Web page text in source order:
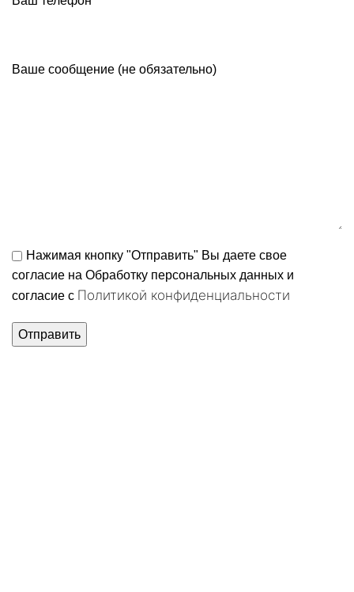
Ваше сообщение (не обязательно)
Нажимая кнопку "Отправить" Вы даете свое
согласие на Обработку персональных данных и
согласие c Политикой конфиденциальности